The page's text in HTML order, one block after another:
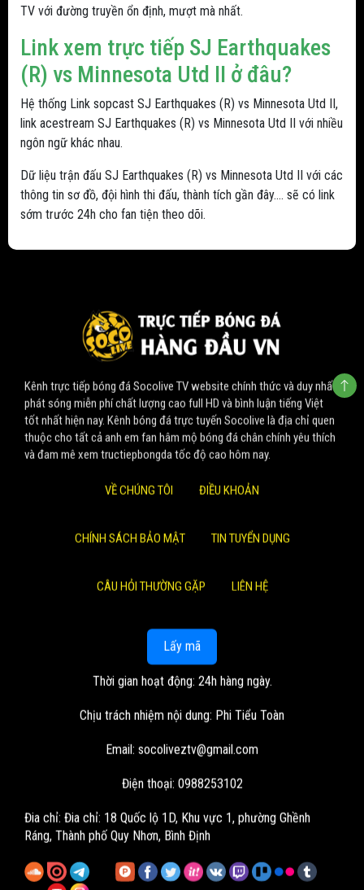
TV với đường truyền ổn định, mượt mà nhất.
Link xem trực tiếp SJ Earthquakes
(R) vs Minnesota Utd II ở đâu?
Hệ thống Link sopcast SJ Earthquakes (R) vs Minnesota Utd II,
link acestream SJ Earthquakes (R) vs Minnesota Utd II với nhiều
ngôn ngữ khác nhau.
Dữ liệu trận đấu SJ Earthquakes (R) vs Minnesota Utd II với các
thông tin sơ đồ, đội hình thi đấu, thành tích gần đây.... sẽ có link
sớm trước 24h cho fan tiện theo dõi.
Kênh trực tiếp bóng đá Socolive TV website chính thức và duy nhất
phát sóng miễn phí chất lượng cao full HD và bình luận tiếng Việt
tốt nhất hiện nay. Kênh bóng đá trực tuyến Socolive là địa chỉ quen
thuộc cho tất cả anh em fan hâm mộ bóng đá chân chính yêu thích
và đam mê xem tructiepbongda tốc độ cao hôm nay.
VỀ CHÚNG TÔI ĐIỀU KHOẢN
CHÍNH SÁCH BẢO MẬT TIN TUYỂN DỤNG
CÂU HỎI THƯỜNG GẶP LIÊN HỆ
Lấy mã
Thời gian hoạt động: 24h hàng ngày.
Chịu trách nhiệm nội dung: Phi Tiểu Toàn
Email: socoliveztv@gmail.com
Điện thoại: 0988253102
Đia chỉ: Đia chỉ: 18 Quốc lộ 1D, Khu vực 1, phường Ghềnh
Ráng, Thành phố Quy Nhơn, Bình Định